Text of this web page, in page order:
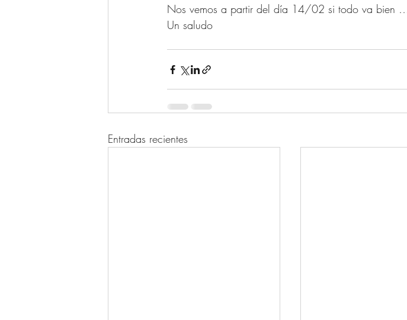
Nos vemos a partir del día 14/02 si todo va bien
Un saludo
Entradas recientes